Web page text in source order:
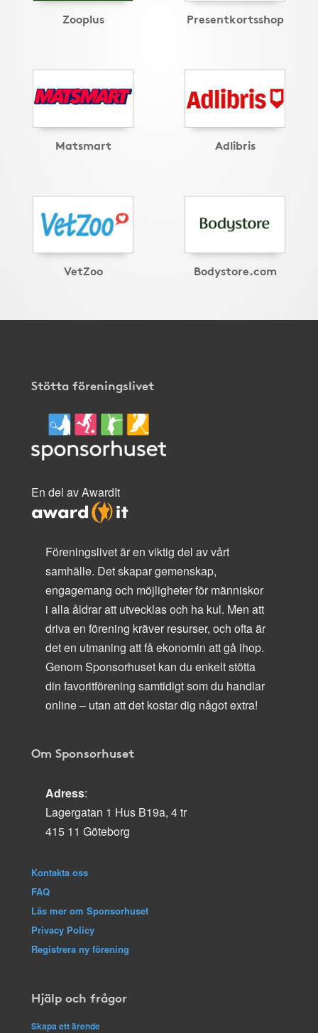
Zooplus Presentkortsshop
Matsmart Adlibris
VetZoo Bodystore.com
Stötta föreningslivet
En del av AwardIt
Föreningslivet är en viktig del av vårt
samhälle. Det skapar gemenskap,
engagemang och möjligheter för människor
i alla åldrar att utvecklas och ha kul. Men att
driva en förening kräver resurser, och ofta är
det en utmaning att få ekonomin att gå ihop.
Genom Sponsorhuset kan du enkelt stötta
din favoritförening samtidigt som du handlar
online – utan att det kostar dig något extra!
Om Sponsorhuset
Adress:
Lagergatan 1 Hus B19a, 4 tr
415 11 Göteborg
Kontakta oss
FAQ
Läs mer om Sponsorhuset
Privacy Policy
Registrera ny förening
Hjälp och frågor
Skapa ett ärende